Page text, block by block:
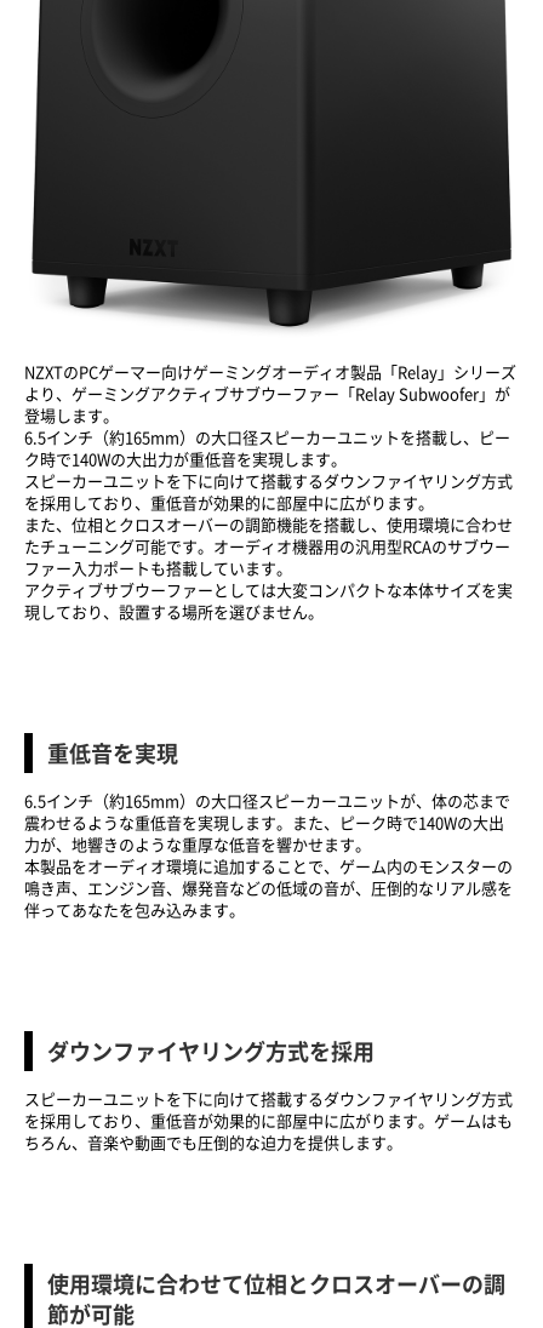
NZXTのPCゲーマー向けゲーミングオーディオ製品「Relay」シリーズ
より、ゲーミングアクティブサブウーファー「Relay Subwoofer」が
登場します。
6.5インチ（約165mm）の大口径スピーカーユニットを搭載し、ピー
ク時で140Wの大出力が重低音を実現します。
スピーカーユニットを下に向けて搭載するダウンファイヤリング方式
を採用しており、重低音が効果的に部屋中に広がります。
また、位相とクロスオーバーの調節機能を搭載し、使用環境に合わせ
たチューニング可能です。オーディオ機器用の汎用型RCAのサブウー
ファー入力ポートも搭載しています。
アクティブサブウーファーとしては大変コンパクトな本体サイズを実
現しており、設置する場所を選びません。
重低音を実現
6.5インチ（約165mm）の大口径スピーカーユニットが、体の芯まで
震わせるような重低音を実現します。また、ピーク時で140Wの大出
力が、地響きのような重厚な低音を響かせます。
本製品をオーディオ環境に追加することで、ゲーム内のモンスターの
鳴き声、エンジン音、爆発音などの低域の音が、圧倒的なリアル感を
伴ってあなたを包み込みます。
ダウンファイヤリング方式を採用
スピーカーユニットを下に向けて搭載するダウンファイヤリング方式
を採用しており、重低音が効果的に部屋中に広がります。ゲームはも
ちろん、音楽や動画でも圧倒的な迫力を提供します。
使用環境に合わせて位相とクロスオーバーの調
節が可能